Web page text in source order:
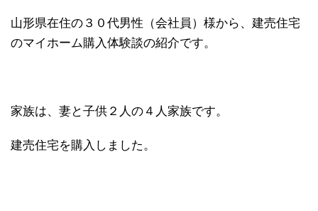
山形県在住の３０代男性（会社員）様から、建売住宅
のマイホーム購入体験談の紹介です。
家族は、妻と子供２人の４人家族です。
建売住宅を購入しました。